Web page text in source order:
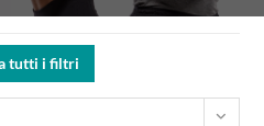
tutti i filtri